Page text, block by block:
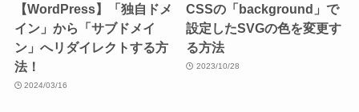
【WordPress】「独自ドメ
イン」から「サブドメイ
ン」へリダイレクトする方
法！
2024/03/16
CSSの「background」で
設定したSVGの色を変更す
る方法
2023/10/28